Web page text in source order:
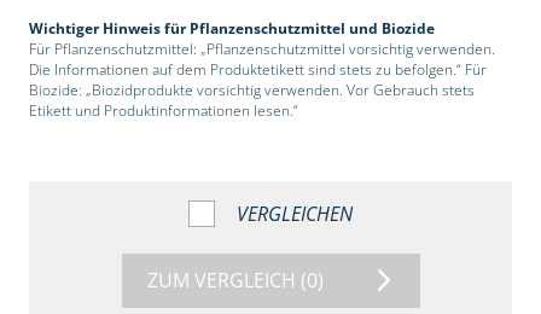
Wichtiger Hinweis für Pflanzenschutzmittel und Biozide
Für Pflanzenschutzmittel: „Pflanzenschutzmittel vorsichtig verwenden.
Die Informationen auf dem Produktetikett sind stets zu befolgen.“ Für
Biozide: „Biozidprodukte vorsichtig verwenden. Vor Gebrauch stets
Etikett und Produktinformationen lesen.“
VERGLEICHEN
ZUM VERGLEICH (0)